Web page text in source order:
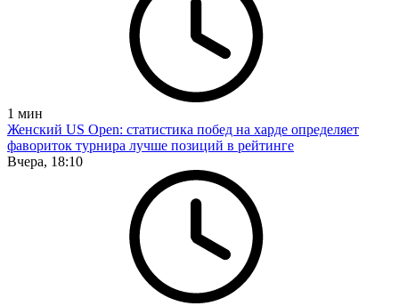
1 мин
Женский US Open: статистика побед на харде определяет
фавориток турнира лучше позиций в рейтинге
Вчера, 18:10